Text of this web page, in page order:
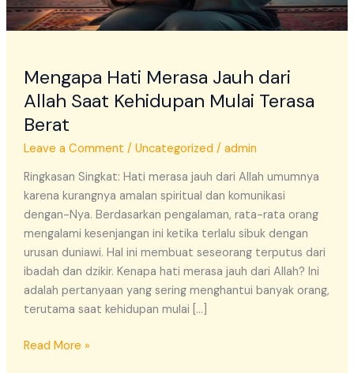
Mengapa Hati Merasa Jauh dari
Allah Saat Kehidupan Mulai Terasa
Berat
Leave a Comment / Uncategorized / admin
Ringkasan Singkat: Hati merasa jauh dari Allah umumnya
karena kurangnya amalan spiritual dan komunikasi
dengan-Nya. Berdasarkan pengalaman, rata-rata orang
mengalami kesenjangan ini ketika terlalu sibuk dengan
urusan duniawi. Hal ini membuat seseorang terputus dari
ibadah dan dzikir. Kenapa hati merasa jauh dari Allah? Ini
adalah pertanyaan yang sering menghantui banyak orang,
terutama saat kehidupan mulai […]
Terasa
Read More »